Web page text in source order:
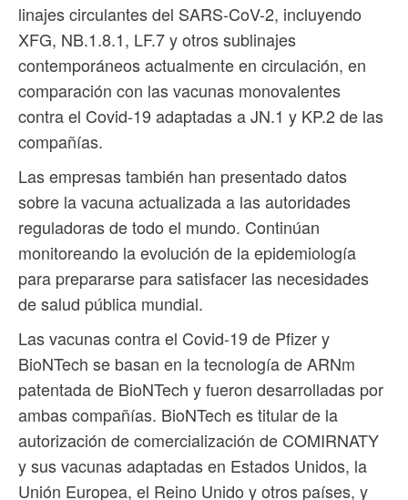
linajes circulantes del SARS-CoV-2, incluyendo
XFG, NB.1.8.1, LF.7 y otros sublinajes
contemporáneos actualmente en circulación, en
comparación con las vacunas monovalentes
contra el Covid-19 adaptadas a JN.1 y KP.2 de las
compañías.
Las empresas también han presentado datos
sobre la vacuna actualizada a las autoridades
reguladoras de todo el mundo. Continúan
monitoreando la evolución de la epidemiología
para prepararse para satisfacer las necesidades
de salud pública mundial.
Las vacunas contra el Covid-19 de Pfizer y
BioNTech se basan en la tecnología de ARNm
patentada de BioNTech y fueron desarrolladas por
ambas compañías. BioNTech es titular de la
autorización de comercialización de COMIRNATY
y sus vacunas adaptadas en Estados Unidos, la
Unión Europea, el Reino Unido y otros países, y